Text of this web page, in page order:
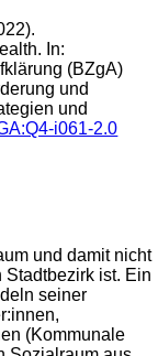
In:
(BZgA)
und
und
i061-2.0
und damit nicht
ist. Ein
seiner
(Kommunale